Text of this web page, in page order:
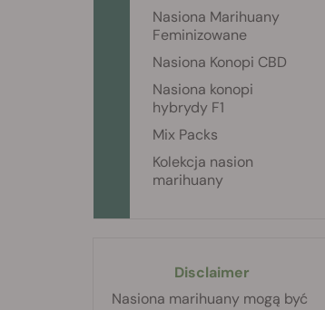
Nasiona Marihuany
Feminizowane
Nasiona Konopi CBD
Nasiona konopi
hybrydy F1
Mix Packs
Kolekcja nasion
marihuany
Disclaimer
Nasiona marihuany mogą być